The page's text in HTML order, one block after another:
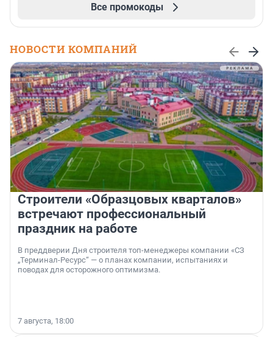
Все промокоды
НОВОСТИ КОМПАНИЙ
Строители «Образцовых кварталов»
встречают профессиональный
праздник на работе
В преддверии Дня строителя топ-менеджеры компании «СЗ
„Терминал-Ресурс“ — о планах компании, испытаниях и
поводах для осторожного оптимизма.
7 августа, 18:00